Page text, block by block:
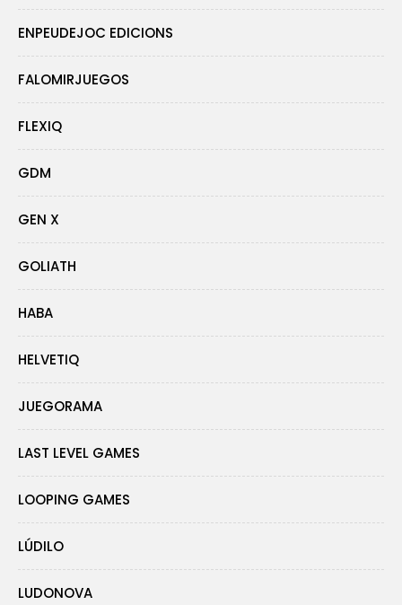
ENPEUDEJOC EDICIONS
FALOMIRJUEGOS
FLEXIQ
GDM
GEN X
GOLIATH
HABA
HELVETIQ
JUEGORAMA
LAST LEVEL GAMES
LOOPING GAMES
LÚDILO
LUDONOVA